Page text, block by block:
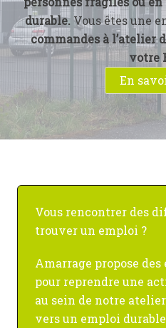
durable. Vous êtes une
commandes à l’atelier
votre
En
Vous rencontrer des
trouver un emploi ?
Amarrage propose
pour reprendre une
au sein de notre
vers un emploi